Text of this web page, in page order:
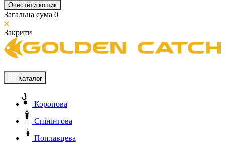
Очистити кошик
Загальна сума 0
Закрити
Каталог
Коропова
Спінінгова
Поплавцева